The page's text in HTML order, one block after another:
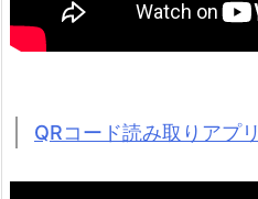
QRコード読み取りアプリ